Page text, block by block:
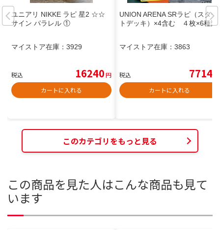
ユニアリ NIKKE ラピ 星2 ☆☆
サイン パラレル ①
マイストア在庫： 3929
税込 16240円
カートに入れる
UNION ARENA SRラピ（スター
トデッキ）×4含む ４枚×6種類
マイストア在庫： 3863
税込 7714
カートに入れる
このカテゴリをもっと見る
この商品を見た人はこんな商品も見て
います